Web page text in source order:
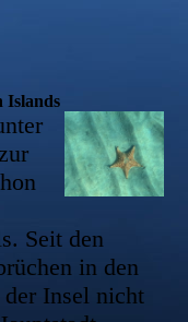
Islands
Seit den
in den
Insel nicht